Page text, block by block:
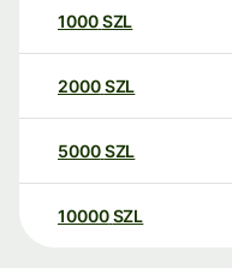
1000SZL
2000SZL
5000SZL
10000 SZL